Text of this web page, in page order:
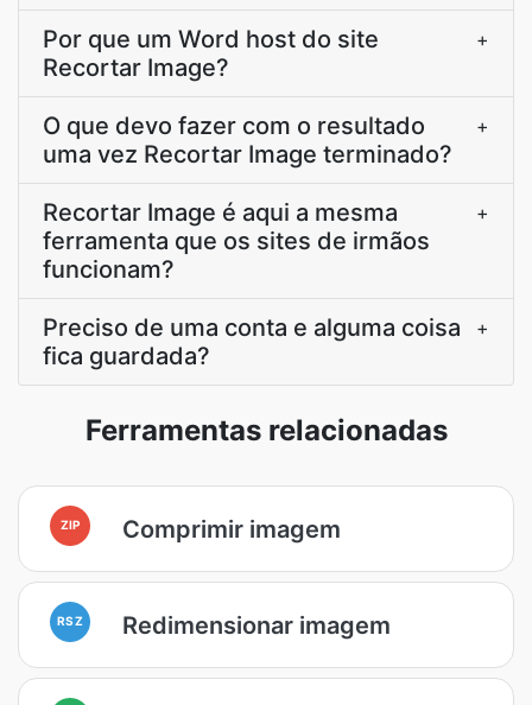
Por que um Word host do site
Recortar Image?
+
O que devo fazer com o resultado
uma vez Recortar Image terminado?
+
Recortar Image é aqui a mesma
ferramenta que os sites de irmãos
funcionam?
+
Preciso de uma conta e alguma coisa
fica guardada?
+
Ferramentas relacionadas
ZIP Comprimir imagem
RSZ Redimensionar imagem